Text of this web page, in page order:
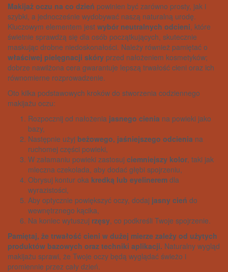
Makijaż oczu na co dzień powinien być zarówno prosty, jak i
szybki, a jednocześnie wydobywać naszą naturalną urodę.
Kluczowym elementem jest wybór neutralnych odcieni, które
świetnie sprawdzą się dla osób początkujących, skutecznie
maskując drobne niedoskonałości. Należy również pamiętać o
właściwej pielęgnacji skóry przed nałożeniem kosmetyków;
dobrze nawilżona cera gwarantuje lepszą trwałość cieni oraz ich
równomierne rozprowadzenie.
Oto kilka podstawowych kroków do stworzenia codziennego
makijażu oczu:
Rozpocznij od nałożenia jasnego cienia na powieki jako
bazy,
Następnie użyj beżowego, jaśniejszego odcienia na
ruchomej części powieki,
W załamaniu powieki zastosuj ciemniejszy kolor, taki jak
mleczna czekolada, aby dodać głębi spojrzeniu,
Obrysuj kontur oka kredką lub eyelinerem dla
wyrazistości,
Aby optycznie powiększyć oczy, dodaj jasny cień do
wewnętrznego kącika,
Na koniec wytuszuj rzęsy, co podkreśli Twoje spojrzenie.
Pamiętaj, że trwałość cieni w dużej mierze zależy od użytych
produktów bazowych oraz techniki aplikacji. Naturalny wygląd
makijażu sprawi, że Twoje oczy będą wyglądać świeżo i
promiennie przez cały dzień.